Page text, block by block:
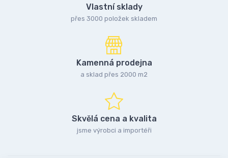
Vlastní sklady
přes 3000 položek skladem
Kamenná prodejna
a sklad přes 2000 m2
Skvělá cena a kvalita
jsme výrobci a importéři